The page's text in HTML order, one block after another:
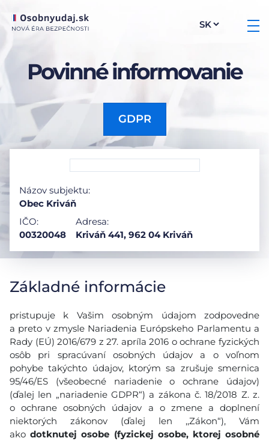
Povinné informovanie
GDPR
Názov subjektu:
Obec Kriváň
IČO:
00320048
Adresa:
Kriváň 441, 962 04 Kriváň
Základné informácie
pristupuje k Vašim osobným údajom zodpovedne
a preto v zmysle Nariadenia Európskeho Parlamentu a
Rady (EÚ) 2016/679 z 27. apríla 2016 o ochrane fyzických
osôb pri spracúvaní osobných údajov a o voľnom
pohybe takýchto údajov, ktorým sa zrušuje smernica
95/46/ES (všeobecné nariadenie o ochrane údajov)
(ďalej len „nariadenie GDPR“) a zákona č. 18/2018 Z. z.
o ochrane osobných údajov a o zmene a doplnení
niektorých zákonov (ďalej len ,,Zákon“), Vám
akodotknutej osobe (fyzickej osobe, ktorej osobné